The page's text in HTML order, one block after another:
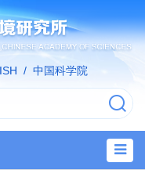
/ 中国科学院